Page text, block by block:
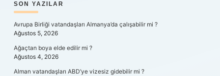
SIDEBAR
SON YAZILAR
Avrupa Birliği vatandaşları Almanya’da çalışabilir mi ?
Ağustos 5, 2026
Ağaçtan boya elde edilir mi ?
Ağustos 4, 2026
Alman vatandaşları ABD’ye vizesiz gidebilir mi ?